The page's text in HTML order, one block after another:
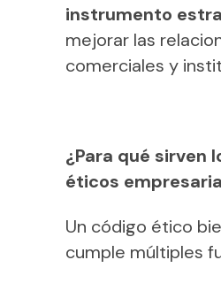
instrumento
mejorar las
comerciales y
¿Para qué sirven
éticos
Un código ético
cumple múltiples